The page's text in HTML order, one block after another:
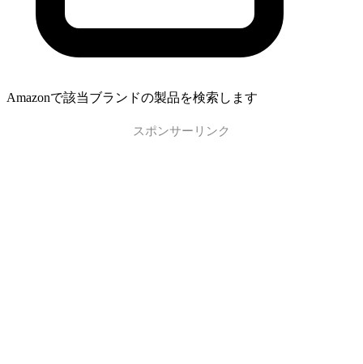
Amazonで該当ブランドの製品を検索します
スポンサーリンク